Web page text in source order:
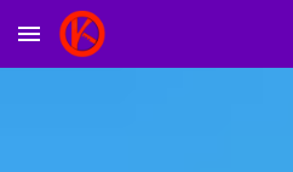
Skip to main content